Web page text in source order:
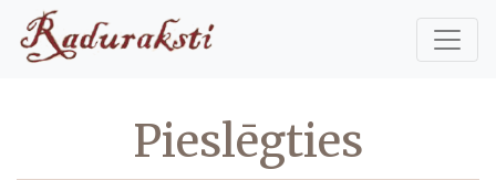
Pieslēgties